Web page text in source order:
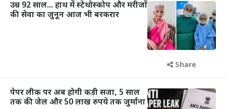
उम्र 92 साल... हाथ में स्टेथोस्कोप और मरीजों
की सेवा का जुनून आज भी बरकरार
Share
पेपर लीक पर अब होगी कड़ी सजा, 5 साल
तक की जेल और 50 लाख रुपये तक जुर्माना